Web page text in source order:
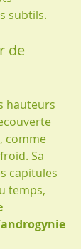
subtils.
de
hauteurs
comme
Sa
capitules
temps,
androgynie